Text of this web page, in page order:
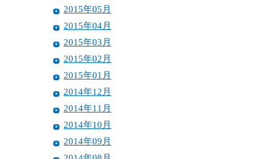
2015年05月
2015年04月
2015年03月
2015年02月
2015年01月
2014年12月
2014年11月
2014年10月
2014年09月